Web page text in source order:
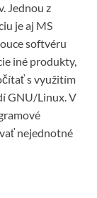
Jednou z
je aj MS
softvéru
iné produkty,
s využitím
GNU/Linux. V
nejednotné